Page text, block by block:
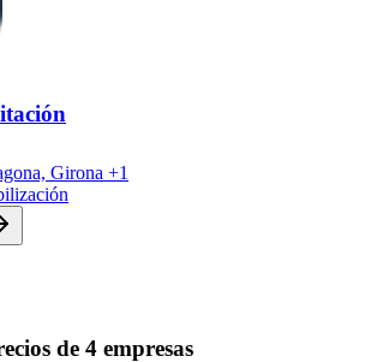
Girona +1
de 4 empresas